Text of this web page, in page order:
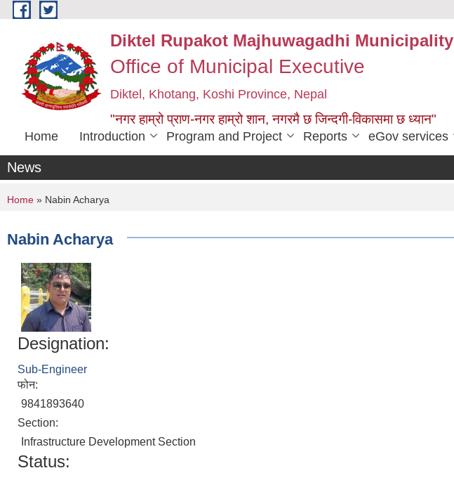
Skip to main content
Diktel Rupakot Majhuwagadhi Municipality
Office of Municipal Executive
Diktel, Khotang, Koshi Province, Nepal
"नगर हाम्रो प्राण-नगर हाम्रो शान, नगरमै छ जिन्दगी-विकासमा छ ध्यान"
Home Introduction Program and Project Reports eGov services
News
You are here
Home » Nabin Acharya
Nabin Acharya
Designation:
Sub-Engineer
फोन:
9841893640
Section:
Infrastructure Development Section
Status: